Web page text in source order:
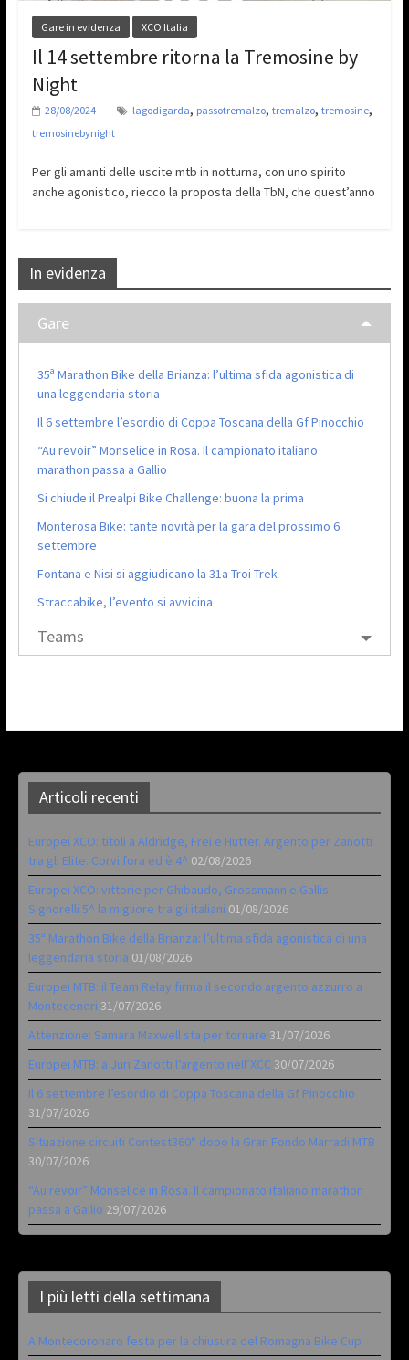
Gare in evidenza XCO Italia
Il 14 settembre ritorna la Tremosine by
Night
28/08/2024 lagodigarda, passotremalzo, tremalzo, tremosine,
tremosinebynight
Per gli amanti delle uscite mtb in notturna, con uno spirito
anche agonistico, riecco la proposta della TbN, che quest’anno
In evidenza
Gare
35ª Marathon Bike della Brianza: l’ultima sfida agonistica di
una leggendaria storia
Il 6 settembre l’esordio di Coppa Toscana della Gf Pinocchio
“Au revoir” Monselice in Rosa. Il campionato italiano
marathon passa a Gallio
Si chiude il Prealpi Bike Challenge: buona la prima
Monterosa Bike: tante novità per la gara del prossimo 6
settembre
Fontana e Nisi si aggiudicano la 31a Troi Trek
Straccabike, l’evento si avvicina
Teams
Articoli recenti
Europei XCO: titoli a Aldridge, Frei e Hutter. Argento per Zanotti
tra gli Elite. Corvi fora ed è 4^ 02/08/2026
Europei XCO: vittorie per Ghibaudo, Grossmann e Gallis.
Signorelli 5^ la migliore tra gli italiani 01/08/2026
35ª Marathon Bike della Brianza: l’ultima sfida agonistica di una
leggendaria storia 01/08/2026
Europei MTB: il Team Relay firma il secondo argento azzurro a
Monteceneri 31/07/2026
Attenzione: Samara Maxwell sta per tornare 31/07/2026
Europei MTB: a Juri Zanotti l’argento nell’XCC 30/07/2026
Il 6 settembre l’esordio di Coppa Toscana della Gf Pinocchio
31/07/2026
Situazione circuiti Contest360° dopo la Gran Fondo Marradi MTB
30/07/2026
“Au revoir” Monselice in Rosa. Il campionato italiano marathon
passa a Gallio 29/07/2026
I più letti della settimana
A Montecoronaro festa per la chiusura del Romagna Bike Cup